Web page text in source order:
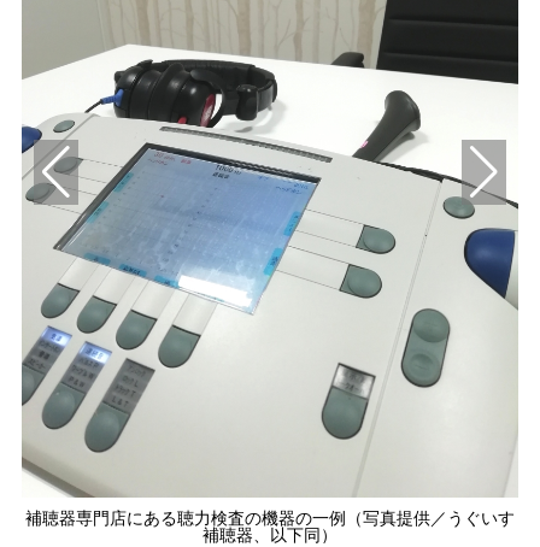
補聴器専門店にある聴力検査の機器の一例（写真提供／うぐいす
補聴器、以下同）